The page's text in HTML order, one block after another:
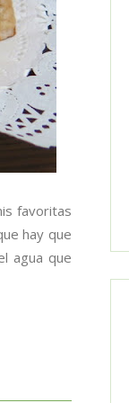
favoritas
hay que
agua que